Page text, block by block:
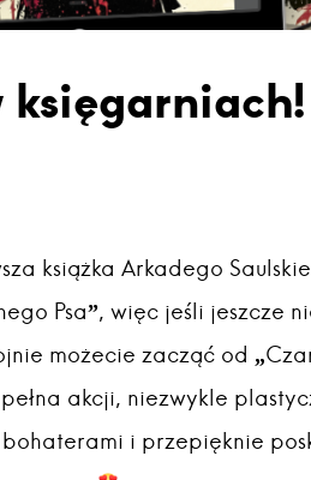
księgarniach!
książka Arkadego
Psa”, więc jeśli jeszcze
możecie zacząć od
akcji, niezwykle
i przepięknie